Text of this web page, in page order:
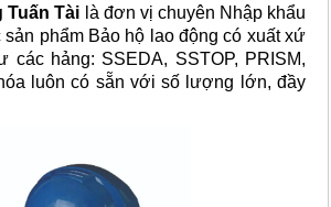
Tuấn Tài là đơn vị chuyên Nhập khẩu
phẩm Bảo hộ lao động có xuất xứ
các hảng: SSEDA, SSTOP, PRISM,
luôn có sẵn với số lượng lớn, đầy